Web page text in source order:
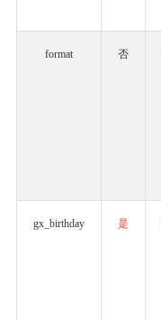
format 否
gx_birthday 是